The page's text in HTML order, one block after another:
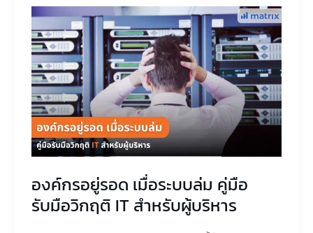
องค์กรอยู่รอด เมื่อระบบล่ม คู่มือ
รับมือวิกฤติ IT สำหรับผู้บริหาร
องค์กร
อยู่
รอด
เมื่อ
ระบบ
ล่ม
คู่มือ
รับมือ
IT
สำหรับ